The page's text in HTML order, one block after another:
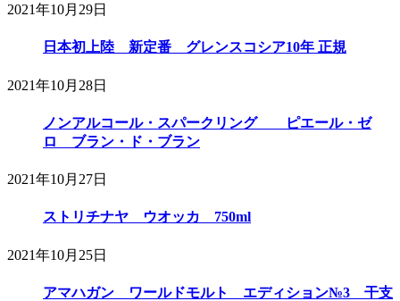
2021年10月29日
日本初上陸 新定番 グレンスコシア10年 正規
2021年10月28日
ノンアルコール・スパークリング ピエール・ゼ
ロ ブラン・ド・ブラン
2021年10月27日
ストリチナヤ ウオッカ 750ml
2021年10月25日
アマハガン ワールドモルト エディション№3 干支